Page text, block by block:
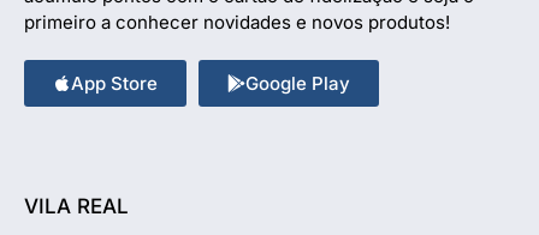
primeiro a conhecer novidades e novos produtos!
App Store Google Play
VILA REAL